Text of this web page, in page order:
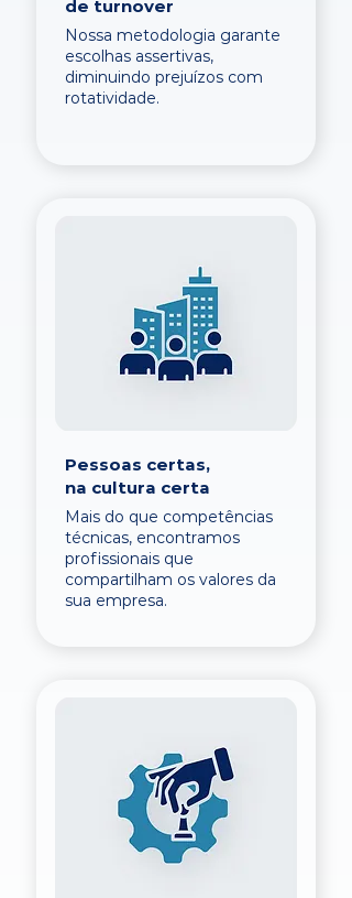
de turnover
Nossa metodologia garante
escolhas assertivas,
diminuindo prejuízos com
rotatividade.
Pessoas certas,
na cultura certa
Mais do que competências
técnicas, encontramos
profissionais que
compartilham os valores da
sua empresa.